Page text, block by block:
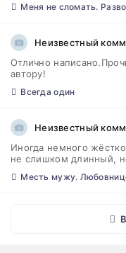
Меня не сломать.
Неизвестный
Отлично
автору!
Всегда один
Неизвестный
Иногда немного
не слишком длинный,
Месть мужу.